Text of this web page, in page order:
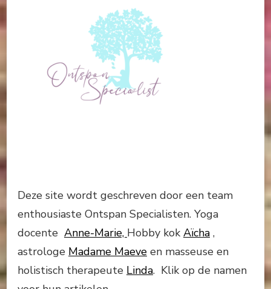
Deze site wordt geschreven door een team
enthousiaste Ontspan Specialisten. Yoga
docente Anne-Marie, Hobby kok Aïcha ,
astrologe Madame Maeve en masseuse en
holistisch therapeute Linda. Klik op de namen